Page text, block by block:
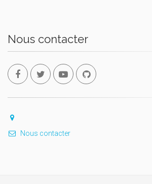
Nous contacter
Nous contacter